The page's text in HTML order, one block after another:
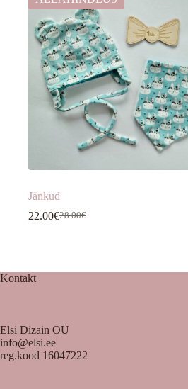
Jänkud
28.00€
Algne
22.00€Praegune
Kontakt
Elsi Dizain OÜ
info@elsi.ee
reg.kood 16047222